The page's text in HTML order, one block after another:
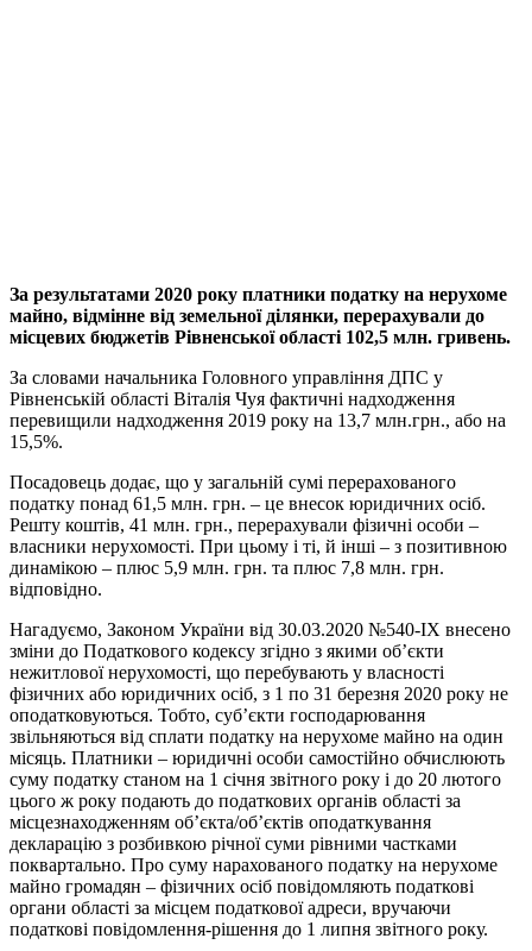
За результатами 2020 року платники податку на нерухоме
майно, відмінне від земельної ділянки, перерахували до
місцевих бюджетів Рівненської області 102,5 млн. гривень.
За словами начальника Головного управління ДПС у
Рівненській області Віталія Чуя фактичні надходження
перевищили надходження 2019 року на 13,7 млн.грн., або на
15,5%.
Посадовець додає, що у загальній сумі перерахованого
податку понад 61,5 млн. грн. – це внесок юридичних осіб.
Решту коштів, 41 млн. грн., перерахували фізичні особи –
власники нерухомості. При цьому і ті, й інші – з позитивною
динамікою – плюс 5,9 млн. грн. та плюс 7,8 млн. грн.
відповідно.
Нагадуємо, Законом України від 30.03.2020 №540-ІХ внесено
зміни до Податкового кодексу згідно з якими об’єкти
нежитлової нерухомості, що перебувають у власності
фізичних або юридичних осіб, з 1 по 31 березня 2020 року не
оподатковуються. Тобто, суб’єкти господарювання
звільняються від сплати податку на нерухоме майно на один
місяць. Платники – юридичні особи самостійно обчислюють
суму податку станом на 1 січня звітного року і до 20 лютого
цього ж року подають до податкових органів області за
місцезнаходженням об’єкта/об’єктів оподаткування
декларацію з розбивкою річної суми рівними частками
поквартально. Про суму нарахованого податку на нерухоме
майно громадян – фізичних осіб повідомляють податкові
органи області за місцем податкової адреси, вручаючи
податкові повідомлення-рішення до 1 липня звітного року.